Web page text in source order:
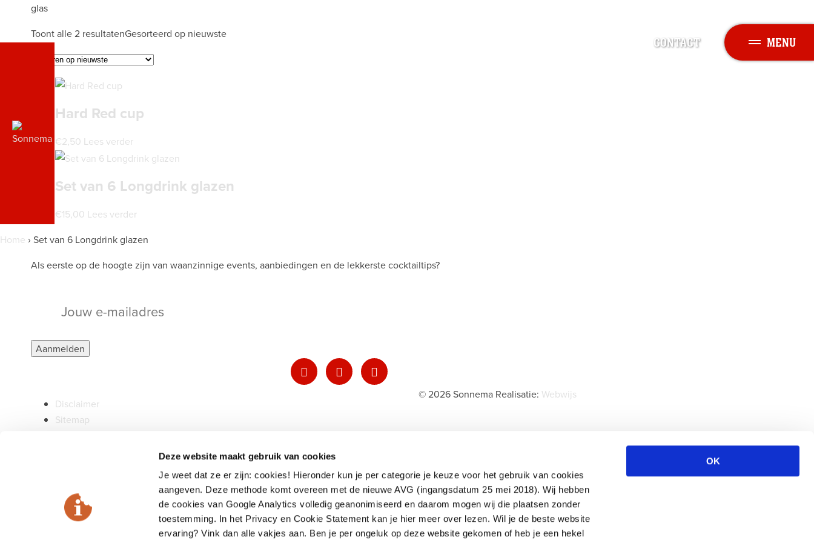
Deze website maakt gebruik van cookies
Je weet dat ze er zijn: cookies! Hieronder kun je per categorie je keuze voor het gebruik van cookies
aangeven. Deze methode komt overeen met de nieuwe AVG (ingangsdatum 25 mei 2018). Wij hebben
de cookies van Google Analytics volledig geanonimiseerd en daarom mogen wij die plaatsen zonder
toestemming. In het Privacy en Cookie Statement kan je hier meer over lezen. Wil je de beste website
ervaring? Vink dan alle vakjes aan. Ben je per ongeluk op deze website gekomen of heb je een hekel
OK
CONTACT MENU
EVENTS
info@sonnema.nl
glas
Toont alle 2 resultatenGesorteerd op nieuwste
Hard Red cup
€2,50 Lees verder
Set van 6 Longdrink glazen
€15,00 Lees verder
Home › Set van 6 Longdrink glazen
Als eerste op de hoogte zijn van waanzinnige events, aanbiedingen en de lekkerste cocktailtips?
Disclaimer
Sitemap
© 2026 Sonnema Realisatie: Webwijs